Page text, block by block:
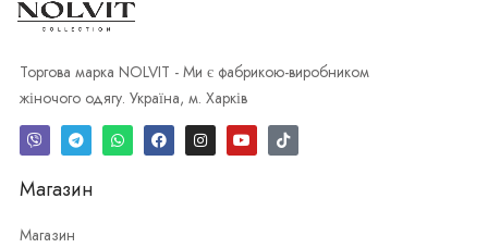
Торгова марка NOLVIT - Ми є фабрикою-виробником
жіночого одягу. Україна, м. Харків
Магазин
Магазин